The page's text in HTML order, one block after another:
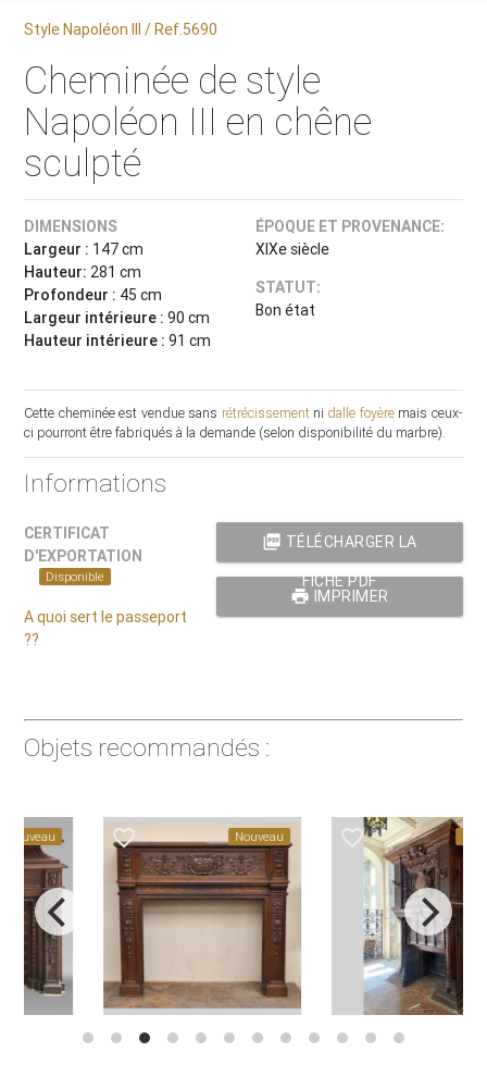
Style Napoléon III / Ref.5690
Cheminée de style
Napoléon III en chêne
sculpté
DIMENSIONS
Largeur : 147 cm
Hauteur: 281 cm
Profondeur : 45 cm
Largeur intérieure :90 cm
Hauteur intérieure :91 cm
ÉPOQUE ET PROVENANCE:
XIXe siècle
STATUT:
Bon état
Cette cheminée est vendue sans rétrécissementni dalle foyèremais ceux-
ci pourront être fabriqués à la demande (selon disponibilité du marbre).
Informations
CERTIFICAT
D'EXPORTATION
Disponible
A quoi sert le passeport
??
picture_as_pdf TÉLÉCHARGER LA
FICHE PDF
print IMPRIMER
Objets recommandés :
Nouveau favorite_border Nouveau favorite_border